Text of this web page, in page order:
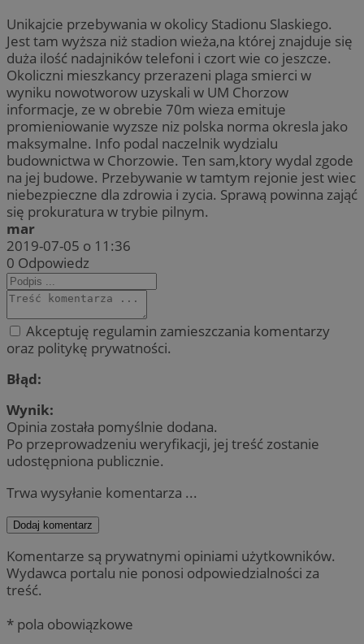
Unikajcie przebywania w okolicy Stadionu Slaskiego.
Jest tam wyższa niż stadion wieża,na której znajduje się
duża ilość nadajników telefoni i czort wie co jeszcze.
Okoliczni mieszkancy przerazeni plaga smierci w
wyniku nowotworow uzyskali w UM Chorzow
informacje, ze w obrebie 70m wieza emituje
promieniowanie wyzsze niz polska norma okresla jako
maksymalne. Info podal naczelnik wydzialu
budownictwa w Chorzowie. Ten sam,ktory wydal zgode
na jej budowe. Przebywanie w tamtym rejonie jest wiec
niebezpieczne dla zdrowia i zycia. Sprawą powinna zająć
się prokuratura w trybie pilnym.
mar
2019-07-05 o 11:36
0 Odpowiedz
Akceptuję regulamin zamieszczania komentarzy
oraz politykę prywatności.
Błąd:
Wynik:
Opinia została pomyślnie dodana.
Po przeprowadzeniu weryfikacji, jej treść zostanie
udostępniona publicznie.
Trwa wysyłanie komentarza ...
Dodaj komentarz
Komentarze są prywatnymi opiniami użytkowników.
Wydawca portalu nie ponosi odpowiedzialności za
treść.
* pola obowiązkowe